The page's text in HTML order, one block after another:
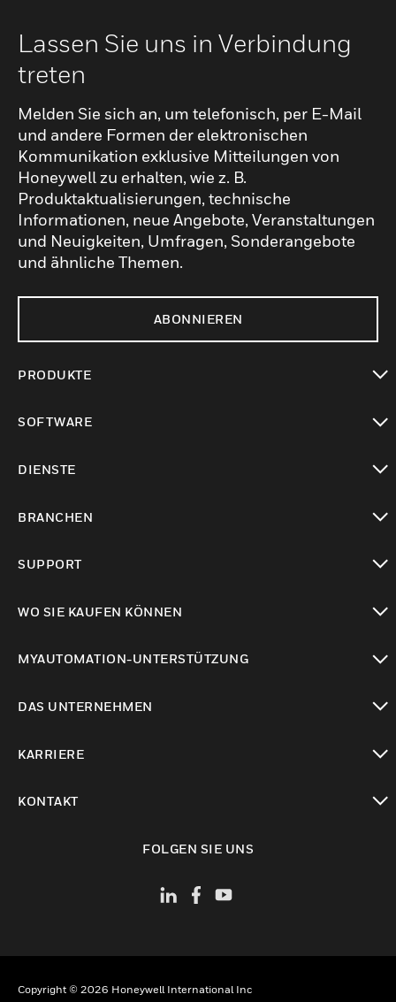
Lassen Sie uns in Verbindung
treten
Melden Sie sich an, um telefonisch, per E-Mail
und andere Formen der elektronischen
Kommunikation exklusive Mitteilungen von
Honeywell zu erhalten, wie z. B.
Produktaktualisierungen, technische
Informationen, neue Angebote, Veranstaltungen
und Neuigkeiten, Umfragen, Sonderangebote
und ähnliche Themen.
ABONNIEREN
PRODUKTE
SOFTWARE
DIENSTE
BRANCHEN
SUPPORT
WO SIE KAUFEN KÖNNEN
MYAUTOMATION-UNTERSTÜTZUNG
DAS UNTERNEHMEN
KARRIERE
KONTAKT
FOLGEN SIE UNS
Copyright © 2026 Honeywell International Inc